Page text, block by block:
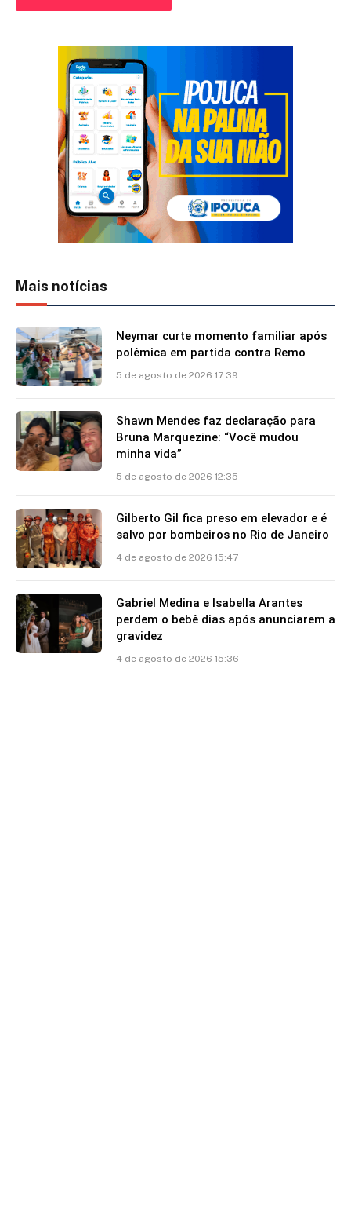
Mais notícias
Neymar curte momento familiar após
polêmica em partida contra Remo
5 de agosto de 2026 17:39
Shawn Mendes faz declaração para
Bruna Marquezine: “Você mudou
minha vida”
5 de agosto de 2026 12:35
Gilberto Gil fica preso em elevador e é
salvo por bombeiros no Rio de Janeiro
4 de agosto de 2026 15:47
Gabriel Medina e Isabella Arantes
perdem o bebê dias após anunciarem a
gravidez
4 de agosto de 2026 15:36